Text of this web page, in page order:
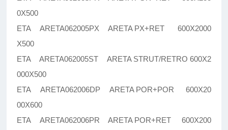
0X500
ETA ARETA062005PX ARETA PX+RET 600X2000
X500
ETA ARETA062005ST ARETA STRUT/RETRO 600X2
000X500
ETA ARETA062006DP ARETA POR+POR 600X20
00X600
ETA ARETA062006PR ARETA POR+RET 600X200